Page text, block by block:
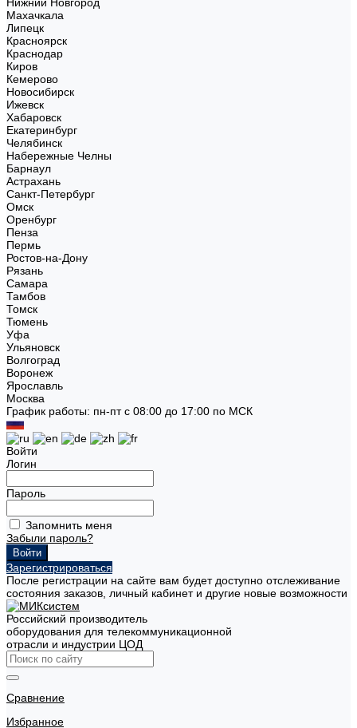
Махачкала
Липецк
Красноярск
Краснодар
Киров
Кемерово
Новосибирск
Ижевск
Хабаровск
Екатеринбург
Челябинск
Набережные Челны
Барнаул
Астрахань
Санкт-Петербург
Омск
Оренбург
Пенза
Пермь
Ростов-на-Дону
Рязань
Самара
Тамбов
Томск
Тюмень
Уфа
Ульяновск
Волгоград
Воронеж
Ярославль
Москва
График работы: пн-пт с 08:00 до 17:00 по МСК
Войти
Логин
Пароль
Запомнить меня
Забыли пароль?
Зарегистрироваться
После регистрации на сайте вам будет доступно отслеживание
состояния заказов, личный кабинет и другие новые возможности
Российский производитель
оборудования для телекоммуникационной
отрасли и индустрии ЦОД
Сравнение
Избранное